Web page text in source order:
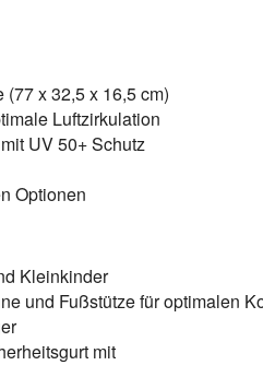
x 32,5 x 16,5 cm)
Luftzirkulation
UV 50+ Schutz
Optionen
Kleinkinder
und Fußstütze für optimalen
mit